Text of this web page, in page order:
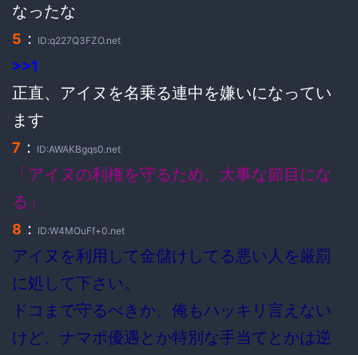
なったな
5 ： ID:q227Q3FZO.net
>>1
正直、アイヌを名乗る連中を嫌いになってい
ます
7 ： ID:AWAKBgqs0.net
「アイヌの利権を守るため、大事な節目にな
る」
8 ： ID:W4MOuFf+0.net
アイヌを利用して金儲けしてる悪い人を厳罰
に処して下さい。
ドコまで守るべきか、俺もハッキリ言えない
けど、ナマポ優遇とか特別な手当てとかは逆